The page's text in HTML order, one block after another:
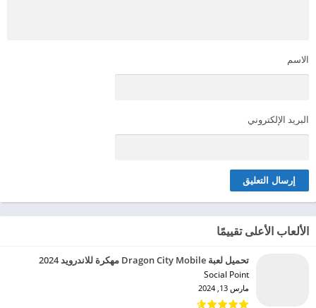
الاسم
البريد الإلكتروني
الألعاب الأعلى تقييمًا
تحميل لعبة Dragon City Mobile مهكرة للاندرويد 2024
Social Point‏
مارس 13, 2024